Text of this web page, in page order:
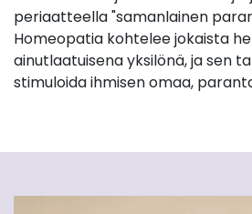
periaatteella "samanlainen
Homeopatia kohtelee jokaista
ainutlaatuisena yksilönä, ja sen
stimuloida ihmisen omaa,